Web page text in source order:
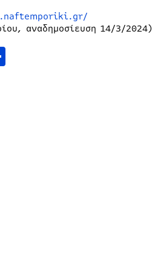
αναδημοσίευση 14/3/2024)
Μοιραστείτε